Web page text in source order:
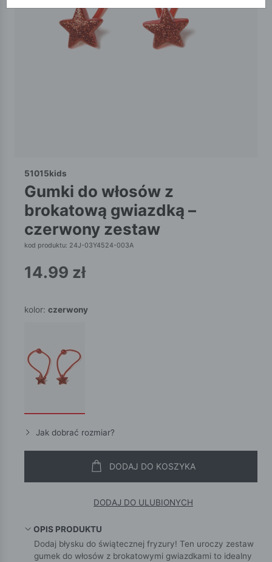
51015kids
gumki do włosów z
brokatową gwiazdką –
czerwony zestaw
kod produktu: 24J-03Y4524-003A
14.99 zł
kolor: czerwony
Jak dobrać rozmiar?
DODAJ DO KOSZYKA
DODAJ DO ULUBIONYCH
OPIS PRODUKTU
Dodaj błysku do świątecznej fryzury! Ten uroczy zestaw
gumek do włosów z brokatowymi gwiazdkami to idealny